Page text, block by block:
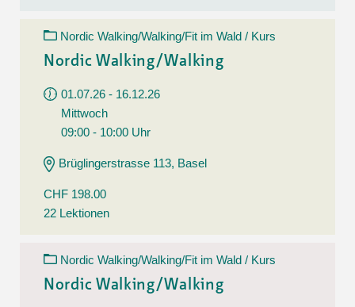
Nordic Walking/Walking/Fit im Wald / Kurs
Nordic Walking/Walking
01.07.26 - 16.12.26
Mittwoch
09:00 - 10:00 Uhr
Brüglingerstrasse 113, Basel
CHF 198.00
22 Lektionen
Nordic Walking/Walking/Fit im Wald / Kurs
Nordic Walking/Walking